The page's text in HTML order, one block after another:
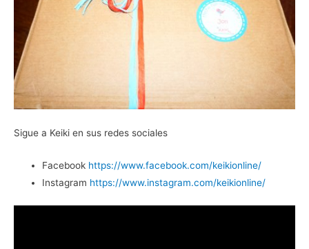
Sigue a Keiki en sus redes sociales
Facebook https://www.facebook.com/keikionline/
Instagram https://www.instagram.com/keikionline/